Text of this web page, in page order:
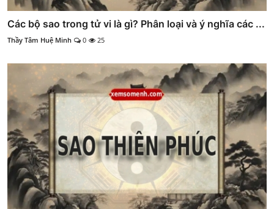
Các bộ sao trong tử vi là gì? Phân loại và ý nghĩa các ...
Thầy Tâm Huệ Minh 0 25